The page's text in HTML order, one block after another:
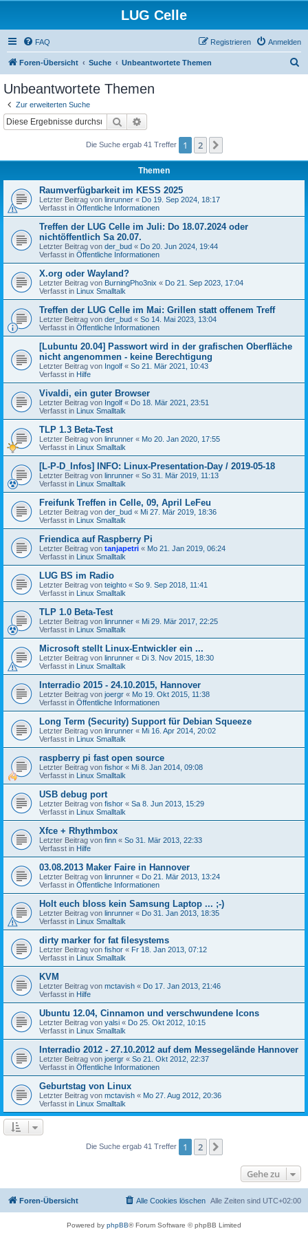
LUG Celle
FAQ Anmelden
Registrieren
Foren-Übersicht Suche Unbeantwortete Themen
Unbeantwortete Themen
Zur erweiterten Suche
Suche
Die Suche ergab 41 Treffer 1 2
Themen
Raumverfügbarkeit im KESS 2025
Letzter Beitrag von linrunner « Do 19. Sep 2024, 18:17
Verfasst in Öffentliche Informationen
Treffen der LUG Celle im Juli: Do 18.07.2024 oder
nichtöffentlich Sa 20.07.
Letzter Beitrag von der_bud « Do 20. Jun 2024, 19:44
Verfasst in Öffentliche Informationen
X.org oder Wayland?
Letzter Beitrag von BurningPho3nix « Do 21. Sep 2023, 17:04
Verfasst in Linux Smalltalk
Treffen der LUG Celle im Mai: Grillen statt offenem Treff
Letzter Beitrag von der_bud « So 14. Mai 2023, 13:04
Verfasst in Öffentliche Informationen
[Lubuntu 20.04] Passwort wird in der grafischen Oberfläche
nicht angenommen - keine Berechtigung
Letzter Beitrag von Ingolf « So 21. Mär 2021, 10:43
Verfasst in Hilfe
Vivaldi, ein guter Browser
Letzter Beitrag von Ingolf « Do 18. Mär 2021, 23:51
Verfasst in Linux Smalltalk
TLP 1.3 Beta-Test
Letzter Beitrag von linrunner « Mo 20. Jan 2020, 17:55
Verfasst in Linux Smalltalk
[L-P-D_Infos] INFO: Linux-Presentation-Day / 2019-05-18
Letzter Beitrag von linrunner « So 31. Mär 2019, 11:13
Verfasst in Linux Smalltalk
Freifunk Treffen in Celle, 09, April LeFeu
Letzter Beitrag von der_bud « Mi 27. Mär 2019, 18:36
Verfasst in Linux Smalltalk
Friendica auf Raspberry Pi
Letzter Beitrag von tanjapetri « Mo 21. Jan 2019, 06:24
Verfasst in Linux Smalltalk
LUG BS im Radio
Letzter Beitrag von teighto « So 9. Sep 2018, 11:41
Verfasst in Linux Smalltalk
TLP 1.0 Beta-Test
Letzter Beitrag von linrunner « Mi 29. Mär 2017, 22:25
Verfasst in Linux Smalltalk
Microsoft stellt Linux-Entwickler ein ...
Letzter Beitrag von linrunner « Di 3. Nov 2015, 18:30
Verfasst in Linux Smalltalk
Interradio 2015 - 24.10.2015, Hannover
Letzter Beitrag von joergr « Mo 19. Okt 2015, 11:38
Verfasst in Öffentliche Informationen
Long Term (Security) Support für Debian Squeeze
Letzter Beitrag von linrunner « Mi 16. Apr 2014, 20:02
Verfasst in Linux Smalltalk
raspberry pi fast open source
Letzter Beitrag von fishor « Mi 8. Jan 2014, 09:08
Verfasst in Linux Smalltalk
USB debug port
Letzter Beitrag von fishor « Sa 8. Jun 2013, 15:29
Verfasst in Linux Smalltalk
Xfce + Rhythmbox
Letzter Beitrag von finn « So 31. Mär 2013, 22:33
Verfasst in Hilfe
03.08.2013 Maker Faire in Hannover
Letzter Beitrag von linrunner « Do 21. Mär 2013, 13:24
Verfasst in Öffentliche Informationen
Holt euch bloss kein Samsung Laptop ... ;-)
Letzter Beitrag von linrunner « Do 31. Jan 2013, 18:35
Verfasst in Linux Smalltalk
dirty marker for fat filesystems
Letzter Beitrag von fishor « Fr 18. Jan 2013, 07:12
Verfasst in Linux Smalltalk
KVM
Letzter Beitrag von mctavish « Do 17. Jan 2013, 21:46
Verfasst in Hilfe
Ubuntu 12.04, Cinnamon und verschwundene Icons
Letzter Beitrag von yalsi « Do 25. Okt 2012, 10:15
Verfasst in Linux Smalltalk
Interradio 2012 - 27.10.2012 auf dem Messegelände Hannover
Letzter Beitrag von joergr « So 21. Okt 2012, 22:37
Verfasst in Öffentliche Informationen
Geburtstag von Linux
Letzter Beitrag von mctavish « Mo 27. Aug 2012, 20:36
Verfasst in Linux Smalltalk
Die Suche ergab 41 Treffer 1 2
Gehe zu
Foren-Übersicht Alle Zeiten sind UTC+02:00
Alle Cookies löschen
Powered by phpBB® Forum Software © phpBB Limited